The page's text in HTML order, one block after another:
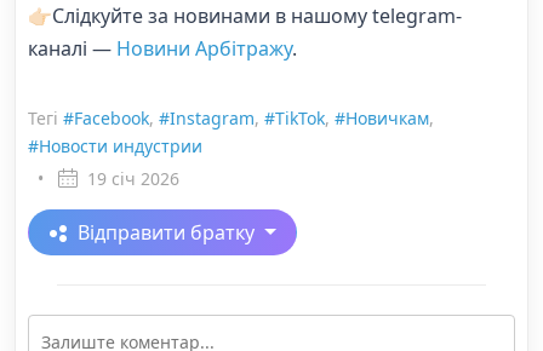
👉🏻Слідкуйте за новинами в нашому telegram-
каналі — Новини Арбітражу.
Тегі #Facebook, #Instagram, #TikTok, #Новичкам,
#Новости индустрии
•
19 січ 2026
Відправити братку